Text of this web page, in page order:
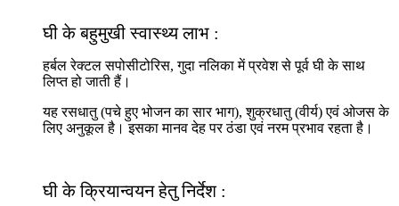
घी के बहुमुखी स्वास्थ्य लाभ :
हर्बल रेक्टल सपोसीटोरिस, गुदा नलिका में प्रवेश से पूर्व घी के साथ
लिप्त हो जाती हैं।
यह रसधातु (पचे हुए भोजन का सार भाग), शुक्रधातु (वीर्य) एवं ओजस के
लिए अनुकूल है। इसका मानव देह पर ठंडा एवं नरम प्रभाव रहता है।
घी के क्रियान्वयन हेतु निर्देश :